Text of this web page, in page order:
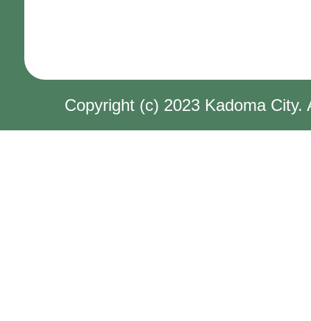
Copyright (c) 2023 Kadoma City.